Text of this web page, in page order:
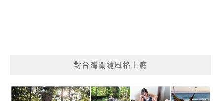
對台灣關鍵風格上癮